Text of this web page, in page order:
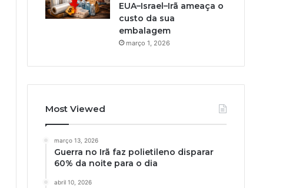
EUA–Israel–Irã ameaça o
custo da sua
embalagem
março 1, 2026
Most Viewed
março 13, 2026
Guerra no Irã faz polietileno disparar
60% da noite para o dia
abril 10, 2026